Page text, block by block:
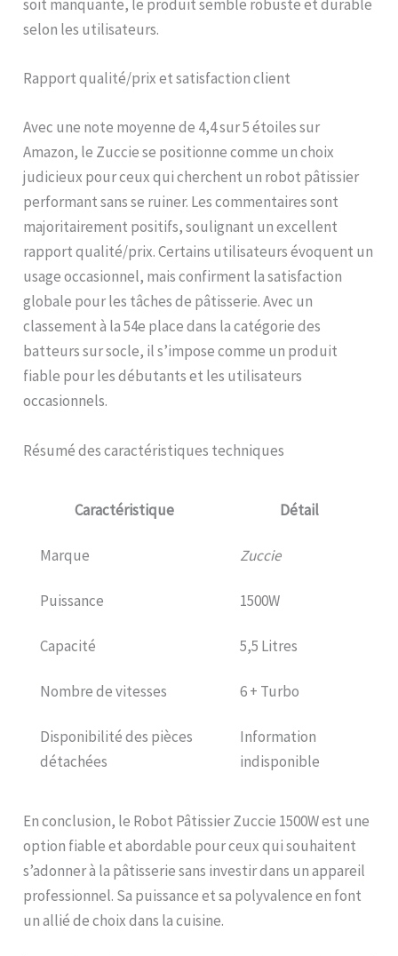
soit manquante, le produit semble robuste et durable
selon les utilisateurs.
Rapport qualité/prix et satisfaction client
Avec une note moyenne de 4,4 sur 5 étoiles sur
Amazon, le Zuccie se positionne comme un choix
judicieux pour ceux qui cherchent un robot pâtissier
performant sans se ruiner. Les commentaires sont
majoritairement positifs, soulignant un excellent
rapport qualité/prix. Certains utilisateurs évoquent un
usage occasionnel, mais confirment la satisfaction
globale pour les tâches de pâtisserie. Avec un
classement à la 54e place dans la catégorie des
batteurs sur socle, il s’impose comme un produit
fiable pour les débutants et les utilisateurs
occasionnels.
Résumé des caractéristiques techniques
Caractéristique Détail
Marque Zuccie
Puissance 1500W
Capacité 5,5 Litres
Nombre de vitesses 6 + Turbo
Disponibilité des pièces
détachées
Information
indisponible
En conclusion, le Robot Pâtissier Zuccie 1500W est une
option fiable et abordable pour ceux qui souhaitent
s’adonner à la pâtisserie sans investir dans un appareil
professionnel. Sa puissance et sa polyvalence en font
un allié de choix dans la cuisine.